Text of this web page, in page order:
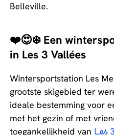
Belleville.
❤️😍❄️ Een
in Les 3 Vallées
Wintersportstation Les
grootste skigebied ter
ideale bestemming voor
met het gezin of met
toegankelijkheid van